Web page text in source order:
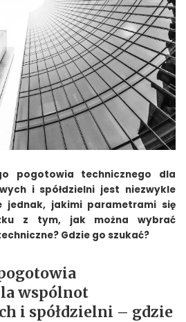
pogotowia technicznego dla
i spółdzielni jest niezwykle
jednak, jakimi parametrami się
z tym, jak można wybrać
Gdzie go szukać?
wspólnot
i spółdzielni – gdzie